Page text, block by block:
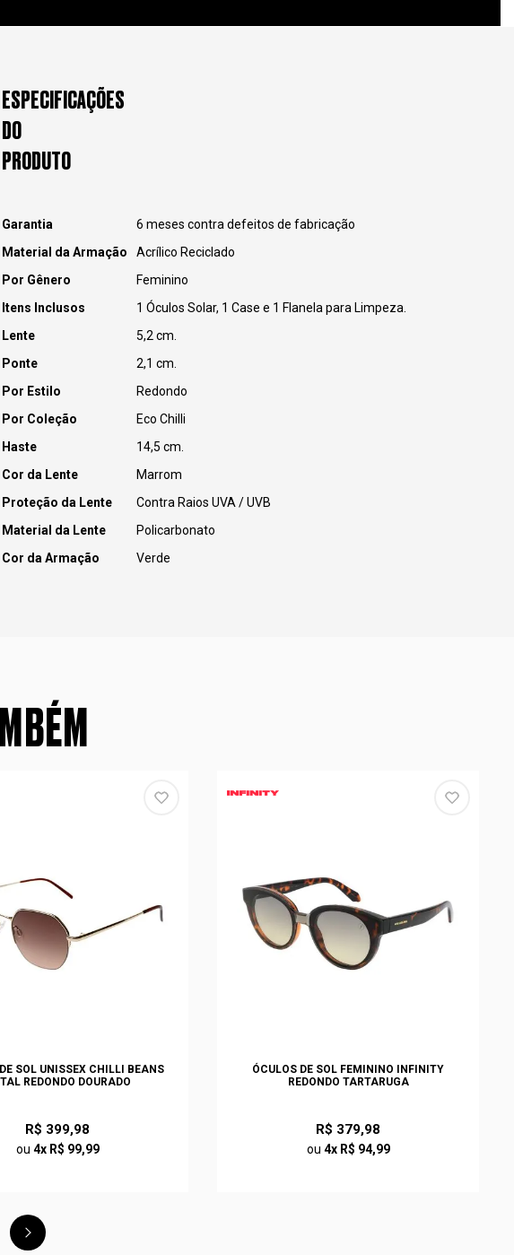
ESPECIFICAÇÕES
DO
PRODUTO
Garantia
6 meses contra defeitos de fabricação
Material da Armação
Acrílico Reciclado
Por Gênero
Feminino
Itens Inclusos
1 Óculos Solar, 1 Case e 1 Flanela para Limpeza.
Lente
5,2 cm.
Ponte
2,1 cm.
Por Estilo
Redondo
Por Coleção
Eco Chilli
Haste
14,5 cm.
Cor da Lente
Marrom
Proteção da Lente
Contra Raios UVA / UVB
Material da Lente
Policarbonato
Cor da Armação
Verde
SOL UNISSEX CHILLI BEANS
REDONDO DOURADO
R$ 399,98
ou 4x R$ 99,99
ÓCULOS DE SOL FEMININO INFINITY
REDONDO TARTARUGA
R$ 379,98
ou 4x R$ 94,99